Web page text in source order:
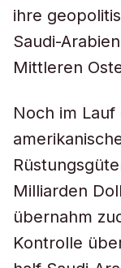
ihre
Saudi-
Mittleren
Noch im
Milliarden
übernahm
Kontrolle